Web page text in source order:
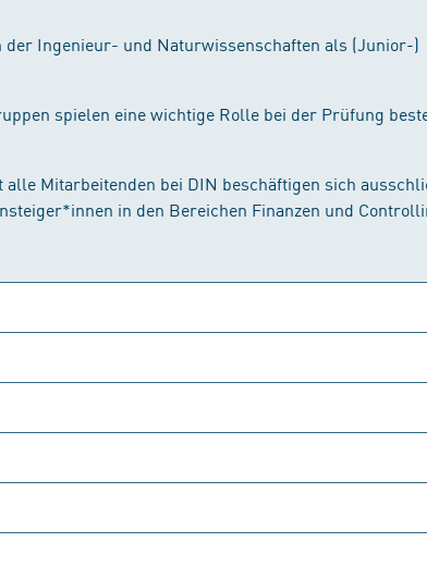
Ingenieur- und Naturwissenschaften als (Junior-)
spielen eine wichtige Rolle bei der Prüfung
Mitarbeitenden bei DIN beschäftigen sich
in den Bereichen Finanzen und